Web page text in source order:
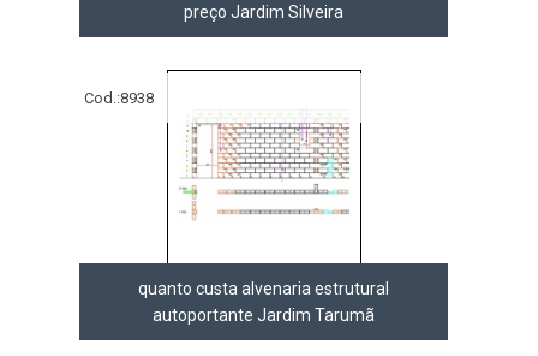
preço Jardim Silveira
Cod.:8938
quanto custa alvenaria estrutural
autoportante Jardim Tarumã